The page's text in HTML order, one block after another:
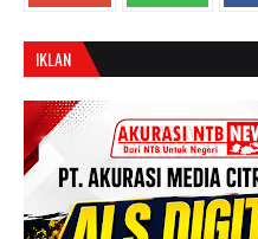
IKLAN